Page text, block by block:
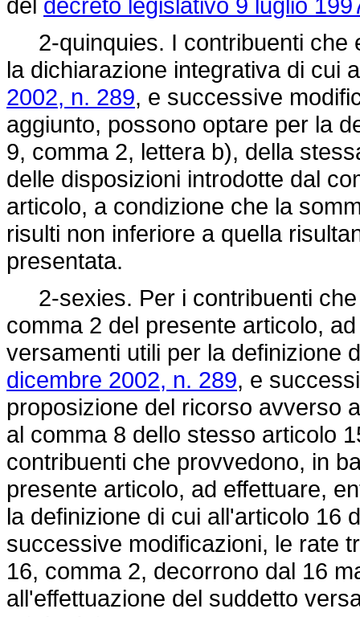
2-quinquies. I contribuenti che
la dichiarazione integrativa di cui
2002, n. 289, e successive
aggiunto, possono optare per la
9, comma 2, lettera b), della
delle disposizioni introdotte dal
articolo, a condizione che la
risulti non inferiore a quella
presentata.
2-sexies. Per i contribuenti che
comma 2 del presente articolo,
versamenti utili per la definizione
dicembre 2002, n. 289, e
proposizione del ricorso avverso
al comma 8 dello stesso articolo
contribuenti che provvedono, in
presente articolo, ad effettuare,
la definizione di cui all'articolo 16
successive modificazioni, le rate
16, comma 2, decorrono dal 16
all'effettuazione del suddetto